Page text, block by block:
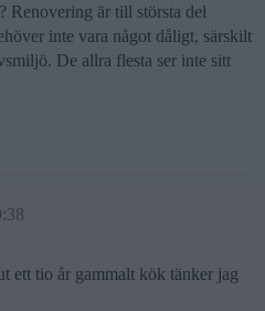
Renovering är till största del
inte vara något dåligt, särskilt
De allra flesta ser inte sitt
ett tio år gammalt kök tänker jag